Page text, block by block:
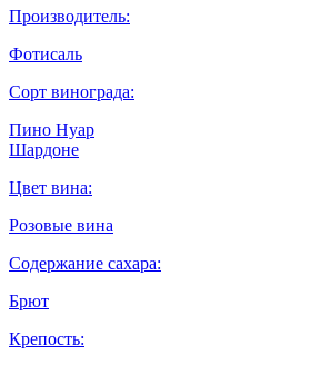
Производитель:
Фотисаль
Сорт винограда:
Пино Нуар
Шардоне
Цвет вина:
Розовые вина
Содержание сахара:
Брют
Крепость: